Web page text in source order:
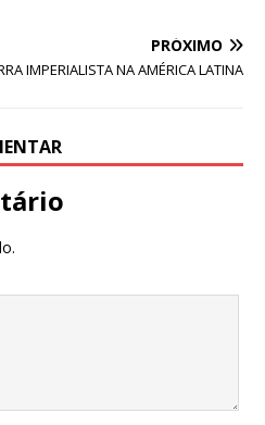
p PRÓXIMO
IMPERIALISTA NA AMÉRICA LATINA